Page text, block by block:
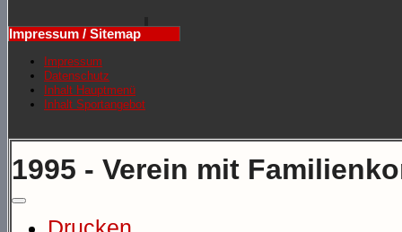
Impressum / Sitemap
Impressum
Datenschutz
Inhalt Hauptmenü
Inhalt Sportangebot
1995 - Verein mit